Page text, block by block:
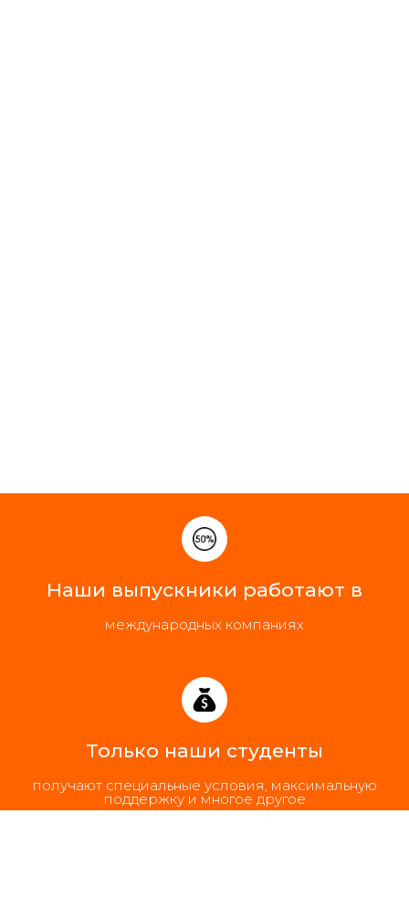
Наши выпускники работают в
международных компаниях
Только наши студенты
получают специальные условия, максимальную
поддержку и многое другое